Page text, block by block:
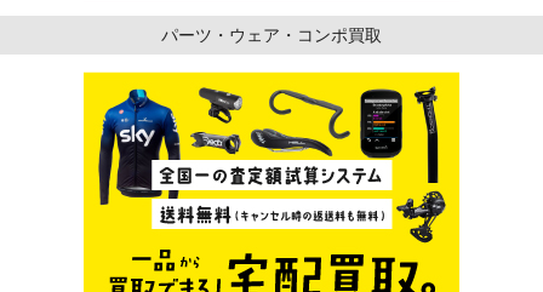
パーツ・ウェア・コンポ買取